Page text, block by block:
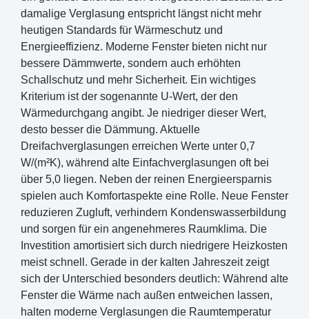
damalige Verglasung entspricht längst nicht mehr
heutigen Standards für Wärmeschutz und
Energieeffizienz. Moderne Fenster bieten nicht nur
bessere Dämmwerte, sondern auch erhöhten
Schallschutz und mehr Sicherheit. Ein wichtiges
Kriterium ist der sogenannte U-Wert, der den
Wärmedurchgang angibt. Je niedriger dieser Wert,
desto besser die Dämmung. Aktuelle
Dreifachverglasungen erreichen Werte unter 0,7
W/(m²K), während alte Einfachverglasungen oft bei
über 5,0 liegen. Neben der reinen Energieersparnis
spielen auch Komfortaspekte eine Rolle. Neue Fenster
reduzieren Zugluft, verhindern Kondenswasserbildung
und sorgen für ein angenehmeres Raumklima. Die
Investition amortisiert sich durch niedrigere Heizkosten
meist schnell. Gerade in der kalten Jahreszeit zeigt
sich der Unterschied besonders deutlich: Während alte
Fenster die Wärme nach außen entweichen lassen,
halten moderne Verglasungen die Raumtemperatur